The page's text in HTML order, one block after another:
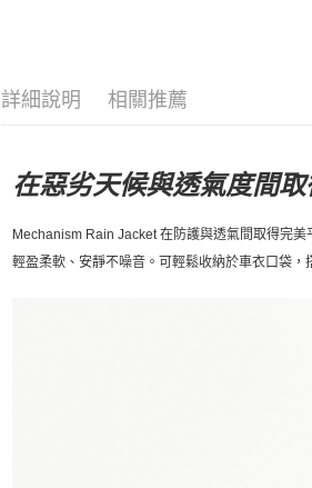
詳細說明 相關推薦
在惡劣天候與透氣度間
Mechanism Rain Jacket 在防護與透氣間取得完
輕盈柔軟、安靜不噪音。可輕鬆收納於車衣口袋，